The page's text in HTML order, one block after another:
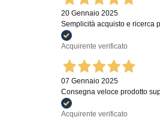
20 Gennaio 2025
Semplicità acquisto e ricerca
Acquirente verificato
07 Gennaio 2025
Consegna veloce prodotto
Acquirente verificato